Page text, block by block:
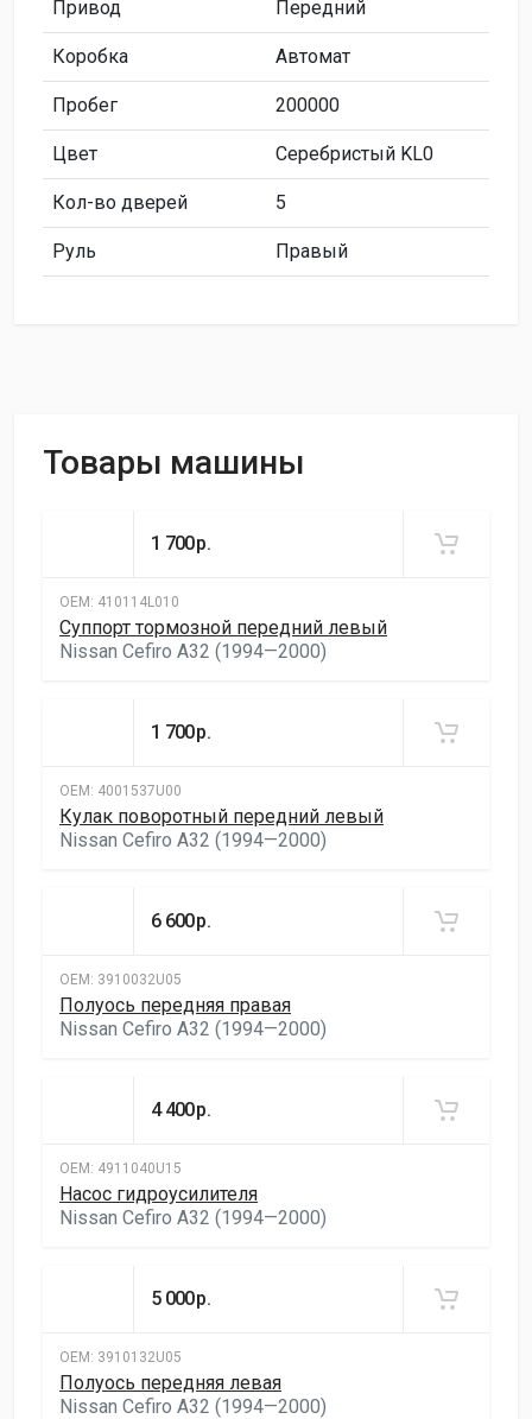
Привод Передний
Коробка Автомат
Пробег 200000
Цвет Серебристый KL0
Кол-во дверей 5
Руль Правый
Товары машины
ОЕМ: 410114L010
Суппорт тормозной передний левый
Nissan Cefiro A32 (1994—2000)
1 700р.
ОЕМ: 4001537U00
Кулак поворотный передний левый
Nissan Cefiro A32 (1994—2000)
1 700р.
ОЕМ: 3910032U05
Полуось передняя правая
Nissan Cefiro A32 (1994—2000)
6 600р.
ОЕМ: 4911040U15
Насос гидроусилителя
Nissan Cefiro A32 (1994—2000)
4 400р.
ОЕМ: 3910132U05
Полуось передняя левая
Nissan Cefiro A32 (1994—2000)
5 000р.